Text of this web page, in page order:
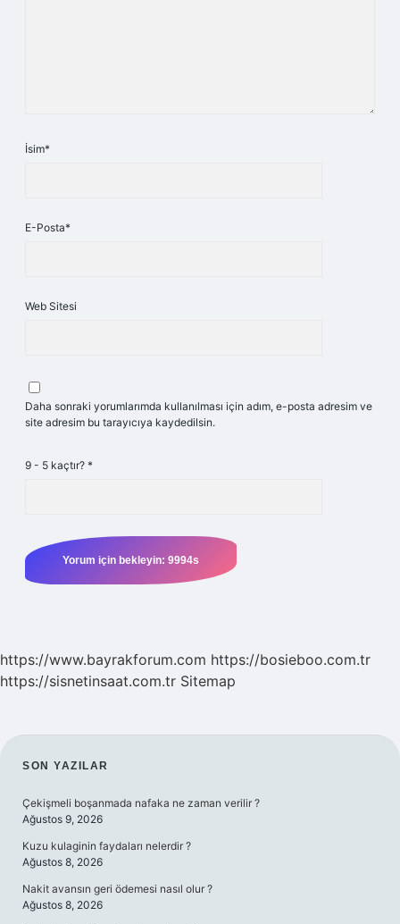
İsim*
E-Posta*
Web Sitesi
Daha sonraki yorumlarımda kullanılması için adım, e-posta adresim ve
site adresim bu tarayıcıya kaydedilsin.
9 - 5 kaçtır? *
https://www.bayrakforum.com https://bosieboo.com.tr
https://sisnetinsaat.com.tr Sitemap
SIDEBAR
SON YAZILAR
Çekişmeli boşanmada nafaka ne zaman verilir ?
Ağustos 9, 2026
Kuzu kulaginin faydaları nelerdir ?
Ağustos 8, 2026
Nakit avansın geri ödemesi nasıl olur ?
Ağustos 8, 2026